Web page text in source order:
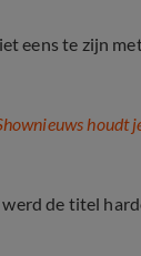
eens te zijn
houdt
werd de titel